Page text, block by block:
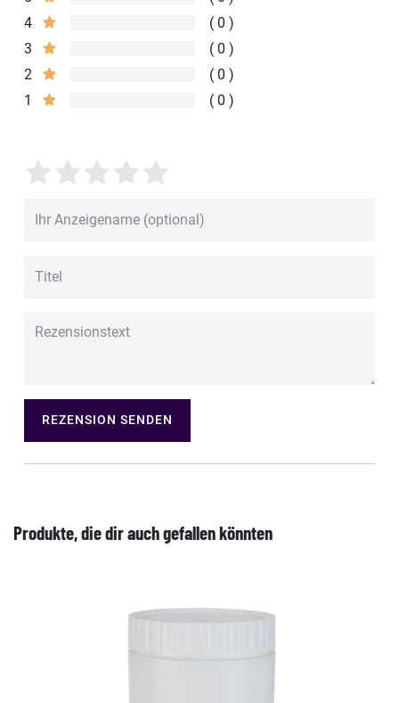
4
0
3
0
2
0
1
0
REZENSION SENDEN
Produkte, die dir auch gefallen könnten